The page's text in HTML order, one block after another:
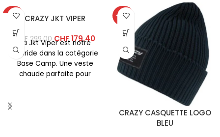
-40% CRAZY JKT VIPER
CHF299.00 CHF179.40
La Jkt Viper est notre
hybride dans la catégorie
Base Camp. Une veste
chaude parfaite pour
-40%
CRAZY CASQUETTE LOGO
BLEU